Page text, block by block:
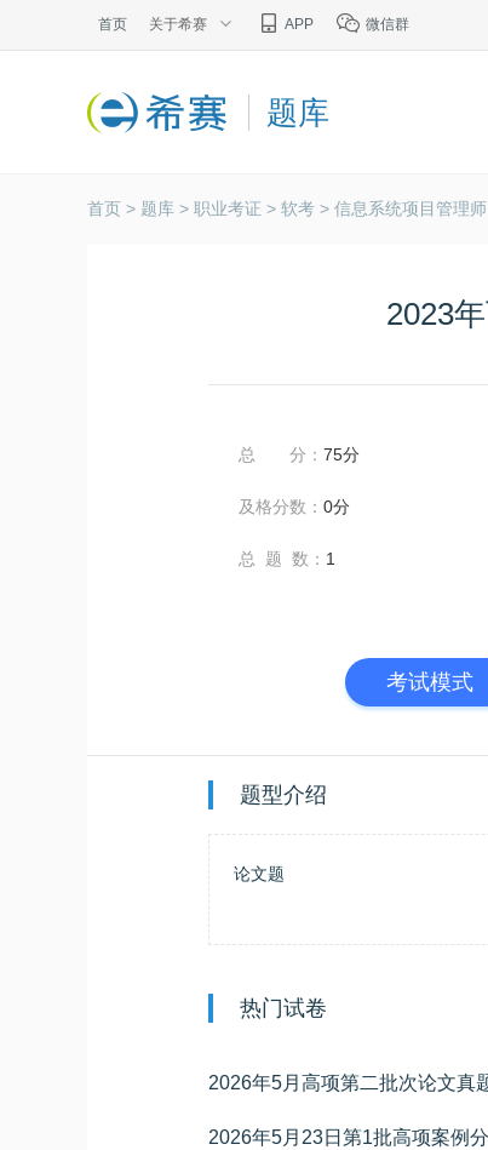
首页 关于希赛 APP 微信群
题库
首页 > 题库 > 职业考证 > 软考 > 信息系统项目管理
2023
总 分： 75分
及格分数： 0分
总 题 数： 1
考试模式
题型介绍
论文题
热门试卷
2026年5月高项第二批次论文真
2026年5月23日第1批高项案例